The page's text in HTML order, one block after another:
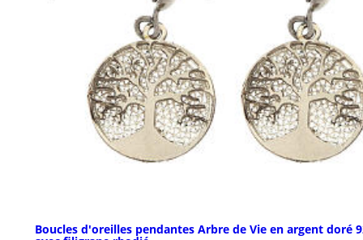
Boucles d'oreilles pendantes Arbre de Vie en argent doré